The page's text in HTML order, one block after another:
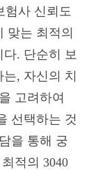
험사 신뢰도
맞는 최적의
. 단순히 보
, 자신의 치
고려하여
선택하는 것
을 통해 궁
적의 3040